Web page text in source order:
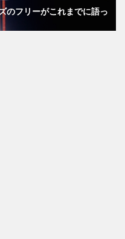
のフリーがこれまでに語っ